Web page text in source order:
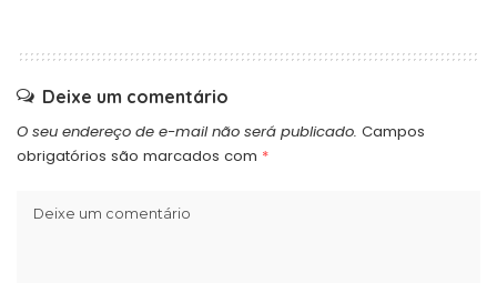
Deixe um comentário
O seu endereço de e-mail não será publicado. Campos
obrigatórios são marcados com *